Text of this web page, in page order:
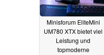
Minisforum EliteMini
UM780 XTX bietet viel
Leistung und
topmoderne